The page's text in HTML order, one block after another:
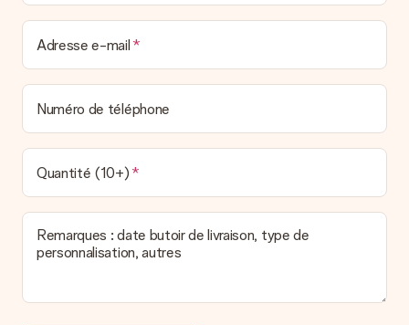
Adresse e-mail
Numéro de téléphone
Quantité (10+)
Remarques : date butoir de livraison, type de
personnalisation, autres